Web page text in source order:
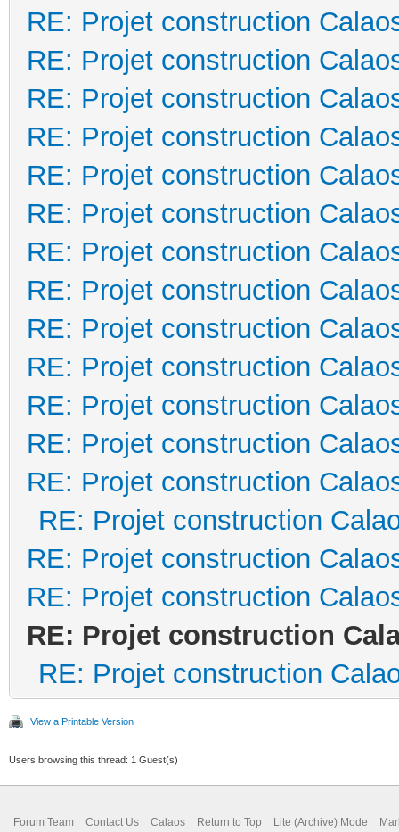
RE: Projet construction
RE: Projet construction
RE: Projet construction
RE: Projet construction
RE: Projet construction
RE: Projet construction
RE: Projet construction
RE: Projet construction
RE: Projet construction
RE: Projet construction
RE: Projet construction
RE: Projet construction
RE: Projet construction
RE: Projet construction
RE: Projet construction
RE: Projet construction
RE: Projet construction
RE: Projet construction
View a Printable Version
Users browsing this thread: 1 Guest(s)
Forum Team Contact Us Calaos Return to Top Lite (Archive) Mode